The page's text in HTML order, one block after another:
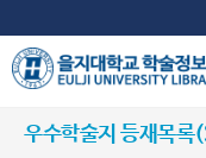
우수학술지 등재목